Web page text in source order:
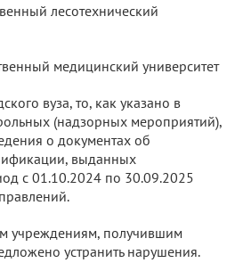
лесотехнический
медицинский университет
вуза, то, как указано в
(надзорных мероприятий),
о документах об
выданных
с 01.10.2024 по 30.09.2025
учреждениям, получившим
устранить нарушения.